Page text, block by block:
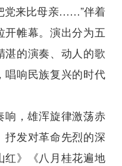
来比母亲……”伴着
开帷幕。演出分为五
湛的演奏、动人的歌
唱响民族复兴的时代
，雄浑旋律激荡赤
抒发对革命先烈的深
红》《八月桂花遍地